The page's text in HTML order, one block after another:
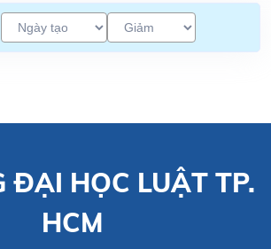
ĐẠI HỌC LUẬT TP.
HCM